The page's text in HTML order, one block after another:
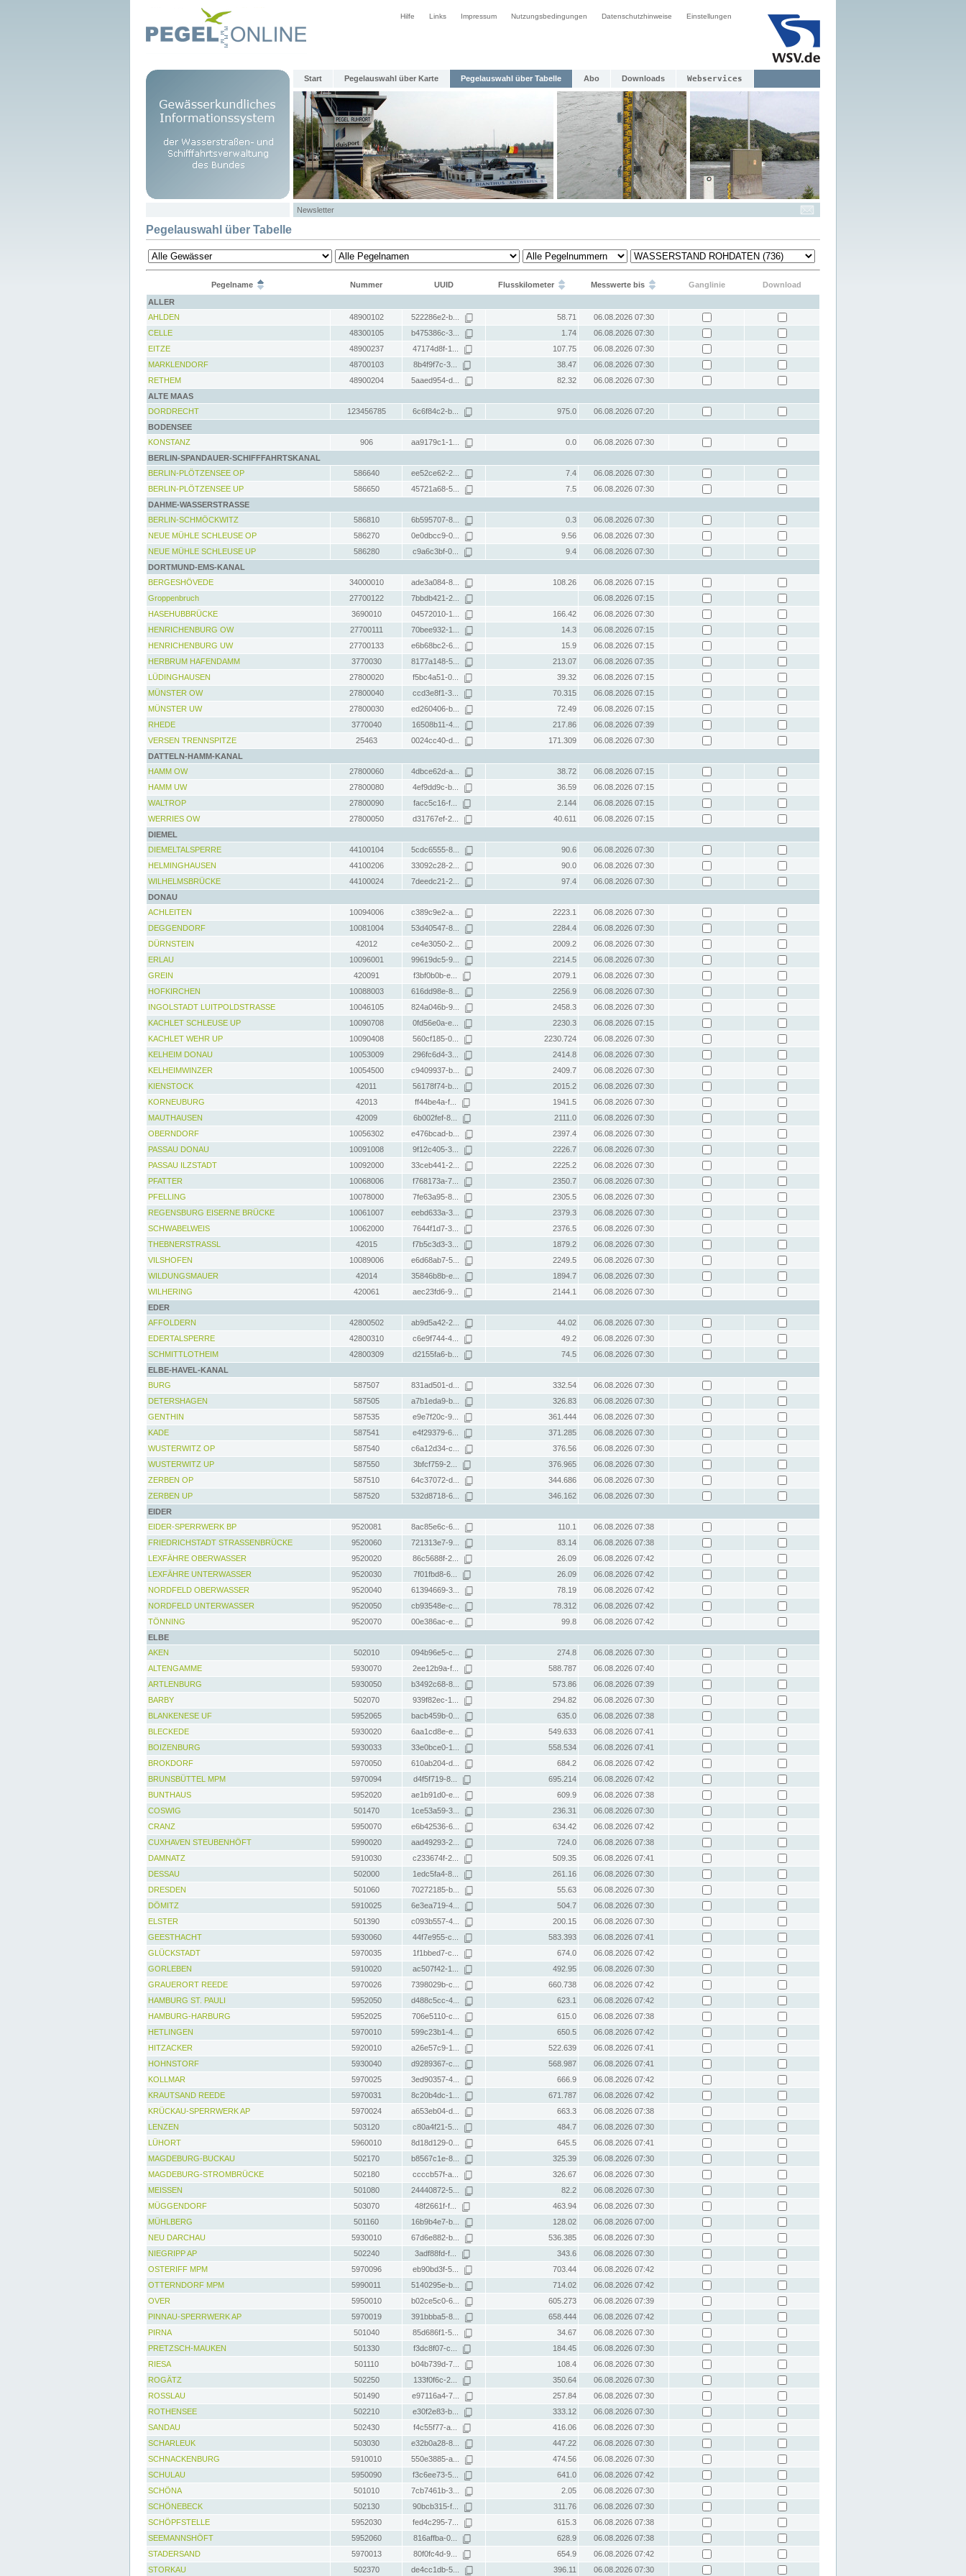
Hilfe Links Impressum Nutzungsbedingungen Datenschutzhinweise Einstellungen
Start Pegelauswahl über Karte Pegelauswahl über Tabelle Abo Downloads Webservices
Newsletter
Pegelauswahl über Tabelle
Pegelname Nummer UUID Flusskilometer Messwerte bis Ganglinie
Download
ALLER
AHLDEN
48900102 522286e2-b... 58.71
06.08.2026 07:30
CELLE
48300105 b475386c-3... 1.74
06.08.2026 07:30
EITZE
48900237 47174d8f-1... 107.75
06.08.2026 07:30
MARKLENDORF
48700103 8b4f9f7c-3... 38.47
06.08.2026 07:30
RETHEM
48900204 5aaed954-d... 82.32
06.08.2026 07:30
ALTE MAAS
DORDRECHT
123456785 6c6f84c2-b... 975.0
06.08.2026 07:20
BODENSEE
KONSTANZ
906 aa9179c1-1... 0.0
06.08.2026 07:30
BERLIN-SPANDAUER-SCHIFFFAHRTSKANAL
BERLIN-PLÖTZENSEE OP
586640 ee52ce62-2... 7.4
06.08.2026 07:30
BERLIN-PLÖTZENSEE UP
586650 45721a68-5... 7.5
06.08.2026 07:30
DAHME-WASSERSTRASSE
BERLIN-SCHMÖCKWITZ
586810 6b595707-8... 0.3
06.08.2026 07:30
NEUE MÜHLE SCHLEUSE OP
586270 0e0dbcc9-0... 9.56
06.08.2026 07:30
NEUE MÜHLE SCHLEUSE UP
586280 c9a6c3bf-0... 9.4
06.08.2026 07:30
DORTMUND-EMS-KANAL
BERGESHÖVEDE
34000010 ade3a084-8... 108.26
06.08.2026 07:15
Groppenbruch
27700122 7bbdb421-2...
06.08.2026 07:15
HASEHUBBRÜCKE
3690010 04572010-1... 166.42
06.08.2026 07:30
HENRICHENBURG OW
27700111 70bee932-1... 14.3
06.08.2026 07:15
HENRICHENBURG UW
27700133 e6b68bc2-6... 15.9
06.08.2026 07:15
HERBRUM HAFENDAMM
3770030 8177a148-5... 213.07
06.08.2026 07:35
LÜDINGHAUSEN
27800020 f5bc4a51-0... 39.32
06.08.2026 07:15
MÜNSTER OW
27800040 ccd3e8f1-3... 70.315
06.08.2026 07:15
MÜNSTER UW
27800030 ed260406-b... 72.49
06.08.2026 07:15
RHEDE
3770040 16508b11-4... 217.86
06.08.2026 07:39
VERSEN TRENNSPITZE
25463 0024cc40-d... 171.309
06.08.2026 07:30
DATTELN-HAMM-KANAL
HAMM OW
27800060 4dbce62d-a... 38.72
06.08.2026 07:15
HAMM UW
27800080 4ef9dd9c-b... 36.59
06.08.2026 07:15
WALTROP
27800090 facc5c16-f... 2.144
06.08.2026 07:15
WERRIES OW
27800050 d31767ef-2... 40.611
06.08.2026 07:15
DIEMEL
DIEMELTALSPERRE
44100104 5cdc6555-8... 90.6
06.08.2026 07:30
HELMINGHAUSEN
44100206 33092c28-2... 90.0
06.08.2026 07:30
WILHELMSBRÜCKE
44100024 7deedc21-2... 97.4
06.08.2026 07:30
DONAU
ACHLEITEN
10094006 c389c9e2-a... 2223.1
06.08.2026 07:30
DEGGENDORF
10081004 53d40547-8... 2284.4
06.08.2026 07:30
DÜRNSTEIN
42012 ce4e3050-2... 2009.2
06.08.2026 07:30
ERLAU
10096001 99619dc5-9... 2214.5
06.08.2026 07:30
GREIN
420091 f3bf0b0b-e... 2079.1
06.08.2026 07:30
HOFKIRCHEN
10088003 616dd98e-8... 2256.9
06.08.2026 07:30
INGOLSTADT LUITPOLDSTRASSE
10046105 824a046b-9... 2458.3
06.08.2026 07:30
KACHLET SCHLEUSE UP
10090708 0fd56e0a-e... 2230.3
06.08.2026 07:15
KACHLET WEHR UP
10090408 560cf185-0... 2230.724
06.08.2026 07:30
KELHEIM DONAU
10053009 296fc6d4-3... 2414.8
06.08.2026 07:30
KELHEIMWINZER
10054500 c9409937-b... 2409.7
06.08.2026 07:30
KIENSTOCK
42011 56178f74-b... 2015.2
06.08.2026 07:30
KORNEUBURG
42013 ff44be4a-f... 1941.5
06.08.2026 07:30
MAUTHAUSEN
42009 6b002fef-8... 2111.0
06.08.2026 07:30
OBERNDORF
10056302 e476bcad-b... 2397.4
06.08.2026 07:30
PASSAU DONAU
10091008 9f12c405-3... 2226.7
06.08.2026 07:30
PASSAU ILZSTADT
10092000 33ceb441-2... 2225.2
06.08.2026 07:30
PFATTER
10068006 f768173a-7... 2350.7
06.08.2026 07:30
PFELLING
10078000 7fe63a95-8... 2305.5
06.08.2026 07:30
REGENSBURG EISERNE BRÜCKE
10061007 eebd633a-3... 2379.3
06.08.2026 07:30
SCHWABELWEIS
10062000 7644f1d7-3... 2376.5
06.08.2026 07:30
THEBNERSTRASSL
42015 f7b5c3d3-3... 1879.2
06.08.2026 07:30
VILSHOFEN
10089006 e6d68ab7-5... 2249.5
06.08.2026 07:30
WILDUNGSMAUER
42014 35846b8b-e... 1894.7
06.08.2026 07:30
WILHERING
420061 aec23fd6-9... 2144.1
06.08.2026 07:30
EDER
AFFOLDERN
42800502 ab9d5a42-2... 44.02
06.08.2026 07:30
EDERTALSPERRE
42800310 c6e9f744-4... 49.2
06.08.2026 07:30
SCHMITTLOTHEIM
42800309 d2155fa6-b... 74.5
06.08.2026 07:30
ELBE-HAVEL-KANAL
BURG
587507 831ad501-d... 332.54
06.08.2026 07:30
DETERSHAGEN
587505 a7b1eda9-b... 326.83
06.08.2026 07:30
GENTHIN
587535 e9e7f20c-9... 361.444
06.08.2026 07:30
KADE
587541 e4f29379-6... 371.285
06.08.2026 07:30
WUSTERWITZ OP
587540 c6a12d34-c... 376.56
06.08.2026 07:30
WUSTERWITZ UP
587550 3bfcf759-2... 376.965
06.08.2026 07:30
ZERBEN OP
587510 64c37072-d... 344.686
06.08.2026 07:30
ZERBEN UP
587520 532d8718-6... 346.162
06.08.2026 07:30
EIDER
EIDER-SPERRWERK BP
9520081 8ac85e6c-6... 110.1
06.08.2026 07:38
FRIEDRICHSTADT STRASSENBRÜCKE
9520060 721313e7-9... 83.14
06.08.2026 07:38
LEXFÄHRE OBERWASSER
9520020 86c5688f-2... 26.09
06.08.2026 07:42
LEXFÄHRE UNTERWASSER
9520030 7f01fbd8-6... 26.09
06.08.2026 07:42
NORDFELD OBERWASSER
9520040 61394669-3... 78.19
06.08.2026 07:42
NORDFELD UNTERWASSER
9520050 cb93548e-c... 78.312
06.08.2026 07:42
TÖNNING
9520070 00e386ac-e... 99.8
06.08.2026 07:42
ELBE
AKEN
502010 094b96e5-c... 274.8
06.08.2026 07:30
ALTENGAMME
5930070 2ee12b9a-f... 588.787
06.08.2026 07:40
ARTLENBURG
5930050 b3492c68-8... 573.86
06.08.2026 07:39
BARBY
502070 939f82ec-1... 294.82
06.08.2026 07:30
BLANKENESE UF
5952065 bacb459b-0... 635.0
06.08.2026 07:38
BLECKEDE
5930020 6aa1cd8e-e... 549.633
06.08.2026 07:41
BOIZENBURG
5930033 33e0bce0-1... 558.534
06.08.2026 07:41
BROKDORF
5970050 610ab204-d... 684.2
06.08.2026 07:42
BRUNSBÜTTEL MPM
5970094 d4f5f719-8... 695.214
06.08.2026 07:42
BUNTHAUS
5952020 ae1b91d0-e... 609.9
06.08.2026 07:38
COSWIG
501470 1ce53a59-3... 236.31
06.08.2026 07:30
CRANZ
5950070 e6b42536-6... 634.42
06.08.2026 07:42
CUXHAVEN STEUBENHÖFT
5990020 aad49293-2... 724.0
06.08.2026 07:38
DAMNATZ
5910030 c233674f-2... 509.35
06.08.2026 07:41
DESSAU
502000 1edc5fa4-8... 261.16
06.08.2026 07:30
DRESDEN
501060 70272185-b... 55.63
06.08.2026 07:30
DÖMITZ
5910025 6e3ea719-4... 504.7
06.08.2026 07:30
ELSTER
501390 c093b557-4... 200.15
06.08.2026 07:30
GEESTHACHT
5930060 44f7e955-c... 583.393
06.08.2026 07:41
GLÜCKSTADT
5970035 1f1bbed7-c... 674.0
06.08.2026 07:42
GORLEBEN
5910020 ac507f42-1... 492.95
06.08.2026 07:30
GRAUERORT REEDE
5970026 7398029b-c... 660.738
06.08.2026 07:42
HAMBURG ST. PAULI
5952050 d488c5cc-4... 623.1
06.08.2026 07:42
HAMBURG-HARBURG
5952025 706e5110-c... 615.0
06.08.2026 07:38
HETLINGEN
5970010 599c23b1-4... 650.5
06.08.2026 07:42
HITZACKER
5920010 a26e57c9-1... 522.639
06.08.2026 07:41
HOHNSTORF
5930040 d9289367-c... 568.987
06.08.2026 07:41
KOLLMAR
5970025 3ed90357-4... 666.9
06.08.2026 07:42
KRAUTSAND REEDE
5970031 8c20b4dc-1... 671.787
06.08.2026 07:42
KRÜCKAU-SPERRWERK AP
5970024 a653eb04-d... 663.3
06.08.2026 07:38
LENZEN
503120 c80a4f21-5... 484.7
06.08.2026 07:30
LÜHORT
5960010 8d18d129-0... 645.5
06.08.2026 07:41
MAGDEBURG-BUCKAU
502170 b8567c1e-8... 325.39
06.08.2026 07:30
MAGDEBURG-STROMBRÜCKE
502180 ccccb57f-a... 326.67
06.08.2026 07:30
MEISSEN
501080 24440872-5... 82.2
06.08.2026 07:30
MÜGGENDORF
503070 48f2661f-f... 463.94
06.08.2026 07:30
MÜHLBERG
501160 16b9b4e7-b... 128.02
06.08.2026 07:00
NEU DARCHAU
5930010 67d6e882-b... 536.385
06.08.2026 07:30
NIEGRIPP AP
502240 3adf88fd-f... 343.6
06.08.2026 07:30
OSTERIFF MPM
5970096 eb90bd3f-5... 703.44
06.08.2026 07:42
OTTERNDORF MPM
5990011 5140295e-b... 714.02
06.08.2026 07:42
OVER
5950010 b02ce5c0-6... 605.273
06.08.2026 07:39
PINNAU-SPERRWERK AP
5970019 391bbba5-8... 658.444
06.08.2026 07:42
PIRNA
501040 85d686f1-5... 34.67
06.08.2026 07:30
PRETZSCH-MAUKEN
501330 f3dc8f07-c... 184.45
06.08.2026 07:30
RIESA
501110 b04b739d-7... 108.4
06.08.2026 07:30
ROGÄTZ
502250 133f0f6c-2... 350.64
06.08.2026 07:30
ROSSLAU
501490 e97116a4-7... 257.84
06.08.2026 07:30
ROTHENSEE
502210 e30f2e83-b... 333.12
06.08.2026 07:30
SANDAU
502430 f4c55f77-a... 416.06
06.08.2026 07:30
SCHARLEUK
503030 e32b0a28-8... 447.22
06.08.2026 07:30
SCHNACKENBURG
5910010 550e3885-a... 474.56
06.08.2026 07:30
SCHULAU
5950090 f3c6ee73-5... 641.0
06.08.2026 07:42
SCHÖNA
501010 7cb7461b-3... 2.05
06.08.2026 07:30
SCHÖNEBECK
502130 90bcb315-f... 311.76
06.08.2026 07:30
SCHÖPFSTELLE
5952030 fed4c295-7... 615.3
06.08.2026 07:38
SEEMANNSHÖFT
5952060 816affba-0... 628.9
06.08.2026 07:38
STADERSAND
5970013 80f0fc4d-9... 654.9
06.08.2026 07:42
STORKAU
502370 de4cc1db-5... 396.11 06.08.2026 07:30